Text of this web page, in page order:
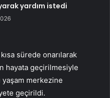
yardım istedi
sürede onarılarak
hayata geçirilmesiyle
yaşam merkezine
geçirildi.